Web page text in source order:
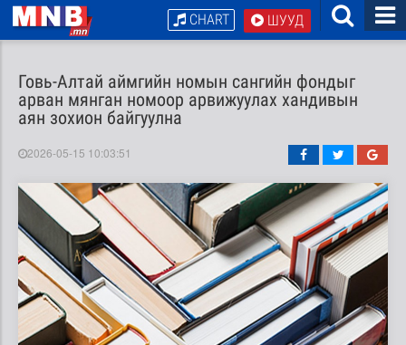
ШУУД
CHART
Говь-Алтай аймгийн номын сангийн фондыг
арван мянган номоор арвижуулах хандивын
аян зохион байгуулна
2026-05-15 10:03:51